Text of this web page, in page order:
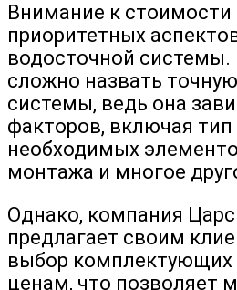
Внимание к стоимости
приоритетных
водосточной системы.
сложно назвать
системы, ведь она
факторов, включая
необходимых
монтажа и многое
Однако, компания
предлагает своим
выбор
ценам, что позволяет